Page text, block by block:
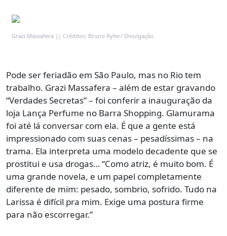
Grazi Massafera || Créditos: Bruno Ryfer/ Divulgação
Pode ser feriadão em São Paulo, mas no Rio tem
trabalho. Grazi Massafera – além de estar gravando
“Verdades Secretas” – foi conferir a inauguração da
loja Lança Perfume no Barra Shopping. Glamurama
foi até lá conversar com ela. É que a gente está
impressionado com suas cenas – pesadíssimas – na
trama. Ela interpreta uma modelo decadente que se
prostitui e usa drogas… “Como atriz, é muito bom. É
uma grande novela, e um papel completamente
diferente de mim: pesado, sombrio, sofrido. Tudo na
Larissa é difícil pra mim. Exige uma postura firme
para não escorregar.”